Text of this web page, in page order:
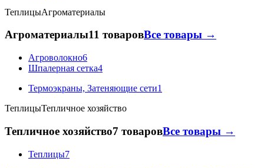
ТеплицыАгроматериалы
Агроматериалы11 товаровВсе товары →
Агроволокно6
Шпалерная сетка4
Термоэкраны, Затеняющие сети1
ТеплицыТепличное хозяйство
Тепличное хозяйство7 товаровВсе товары →
Теплицы7